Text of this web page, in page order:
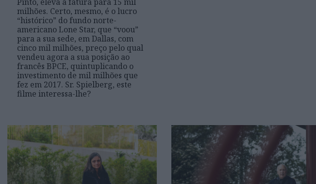
milhões. Certo, mesmo, é o lucro
“histórico” do fundo norte-
americano Lone Star, que “voou”
para a sua sede, em Dallas, com
cinco mil milhões, preço pelo qual
vendeu agora a sua posição ao
francês BPCE, quintuplicando o
investimento de mil milhões que
fez em 2017. Sr. Spielberg, este
filme interessa-lhe?